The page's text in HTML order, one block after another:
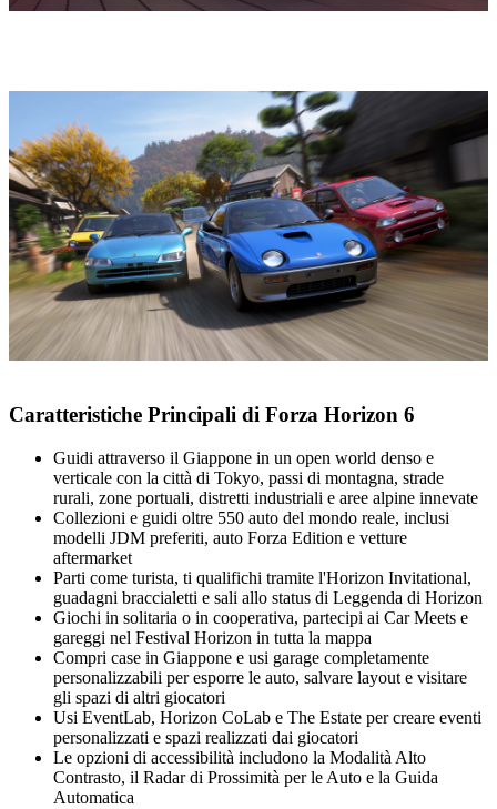
Caratteristiche Principali di Forza Horizon 6
Guidi attraverso il Giappone in un open world denso e
verticale con la città di Tokyo, passi di montagna, strade
rurali, zone portuali, distretti industriali e aree alpine innevate
Collezioni e guidi oltre 550 auto del mondo reale, inclusi
modelli JDM preferiti, auto Forza Edition e vetture
aftermarket
Parti come turista, ti qualifichi tramite l'Horizon Invitational,
guadagni braccialetti e sali allo status di Leggenda di Horizon
Giochi in solitaria o in cooperativa, partecipi ai Car Meets e
gareggi nel Festival Horizon in tutta la mappa
Compri case in Giappone e usi garage completamente
personalizzabili per esporre le auto, salvare layout e visitare
gli spazi di altri giocatori
Usi EventLab, Horizon CoLab e The Estate per creare eventi
personalizzati e spazi realizzati dai giocatori
Le opzioni di accessibilità includono la Modalità Alto
Contrasto, il Radar di Prossimità per le Auto e la Guida
Automatica